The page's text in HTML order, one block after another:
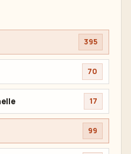
395
70
17
99